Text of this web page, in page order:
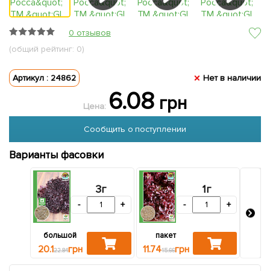
0 отзывов
(общий рейтинг: 0)
Артикул : 24862 Нет в наличии
Цена: 6.08 грн
Сообщить о поступлении
Варианты фасовки
3г
- +
большой
20.122.84грн
1г
- +
пакет
11.7415.66грн